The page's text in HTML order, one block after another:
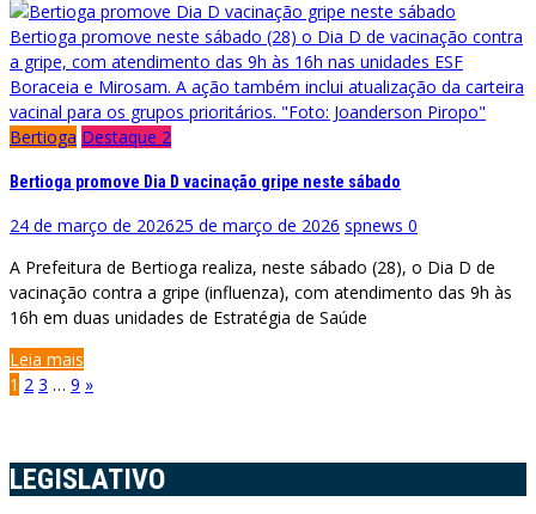
Bertioga promove neste sábado (28) o Dia D de vacinação contra
a gripe, com atendimento das 9h às 16h nas unidades ESF
Boraceia e Mirosam. A ação também inclui atualização da carteira
vacinal para os grupos prioritários. "Foto: Joanderson Piropo"
Bertioga Destaque 2
Bertioga promove Dia D vacinação gripe neste sábado
24 de março de 202625 de março de 2026 spnews 0
A Prefeitura de Bertioga realiza, neste sábado (28), o Dia D de
vacinação contra a gripe (influenza), com atendimento das 9h às
16h em duas unidades de Estratégia de Saúde
Leia mais
Paginação
1 2 3 … 9 »
LEGISLATIVO